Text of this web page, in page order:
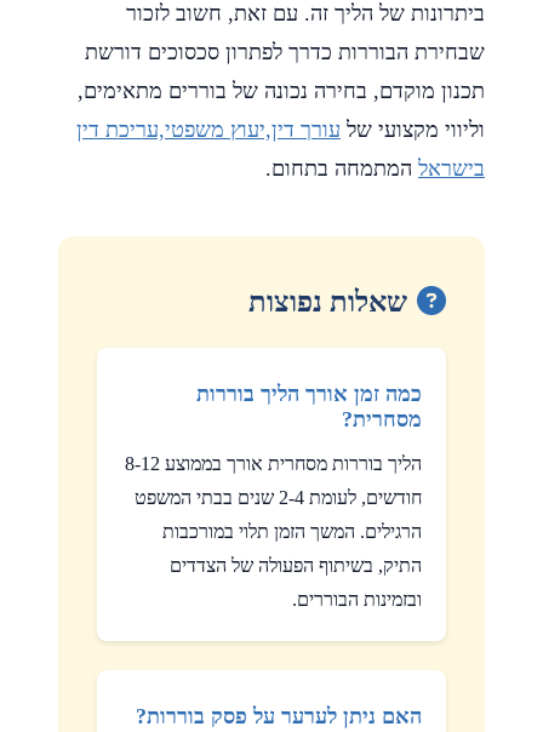
ביתרונות של הליך זה. עם זאת, חשוב לזכור
שבחירת הבוררות כדרך לפתרון סכסוכים דורשת
תכנון מוקדם, בחירה נכונה של בוררים מתאימים,
וליווי מקצועי של עורך דין,יעוץ משפטי,עריכת דין
בישראל המתמחה בתחום.
שאלות נפוצות
כמה זמן אורך הליך בוררות
מסחרית?
הליך בוררות מסחרית אורך בממוצע 8-12
חודשים, לעומת 2-4 שנים בבתי המשפט
הרגילים. המשך הזמן תלוי במורכבות
התיק, בשיתוף הפעולה של הצדדים
ובזמינות הבוררים.
האם ניתן לערער על פסק בוררות?